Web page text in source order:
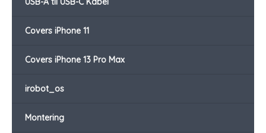
Covers iPhone 11
Covers iPhone 13 Pro Max
irobot_os
Montering